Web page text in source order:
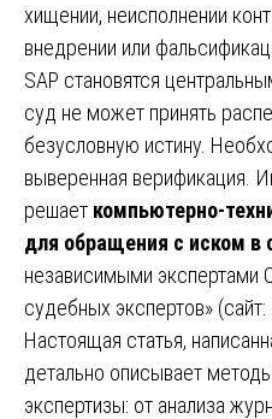
хищении, неисполнении
внедрении или
SAP становятся
суд не может принять
безусловную истину.
выверенная верификация.
решает компьютерно-
для обращения с иском в
независимыми экспертами
судебных экспертов» (сайт:
Настоящая статья,
детально описывает
экспертизы: от анализа